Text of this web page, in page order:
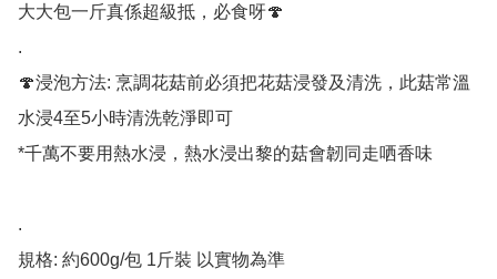
大大包一斤真係超級抵，必食呀🍄
.
🍄浸泡方法: 烹調花菇前必須把花菇浸發及清洗，此菇常溫
水浸4至5小時清洗乾淨即可
*千萬不要用熱水浸，熱水浸出黎的菇會韌同走哂香味
.
規格: 約600g/包 1斤裝 以實物為準